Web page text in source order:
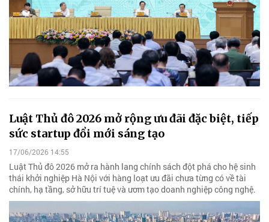
Luật Thủ đô 2026 mở rộng ưu đãi đặc biệt, tiếp
sức startup đổi mới sáng tạo
17/06/2026 14:55
Luật Thủ đô 2026 mở ra hành lang chính sách đột phá cho hệ sinh
thái khởi nghiệp Hà Nội với hàng loạt ưu đãi chưa từng có về tài
chính, hạ tầng, sở hữu trí tuệ và ươm tạo doanh nghiệp công nghệ.